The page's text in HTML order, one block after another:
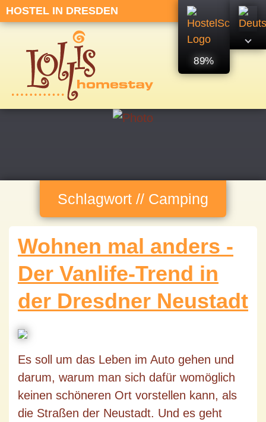
HOSTEL IN DRESDEN
89%
Schlagwort // Camping
Wohnen mal anders -
Der Vanlife-Trend in
der Dresdner Neustadt
Es soll um das Leben im Auto gehen und
darum, warum man sich dafür womöglich
keinen schöneren Ort vorstellen kann, als
die Straßen der Neustadt. Und es geht